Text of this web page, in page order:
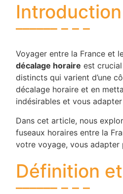
Introduction
Voyager entre la France et
décalage horaire est
distincts qui varient d’une
décalage horaire et en
indésirables et vous
Dans cet article, nous
fuseaux horaires entre la
votre voyage, vous adapter
Définition